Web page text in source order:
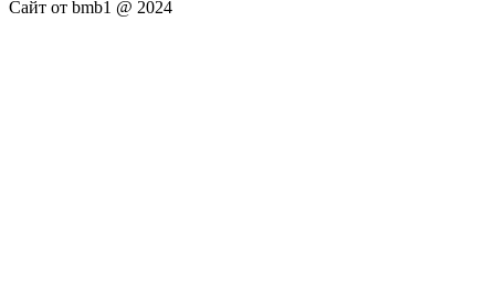
Сайт от bmb1 @ 2024